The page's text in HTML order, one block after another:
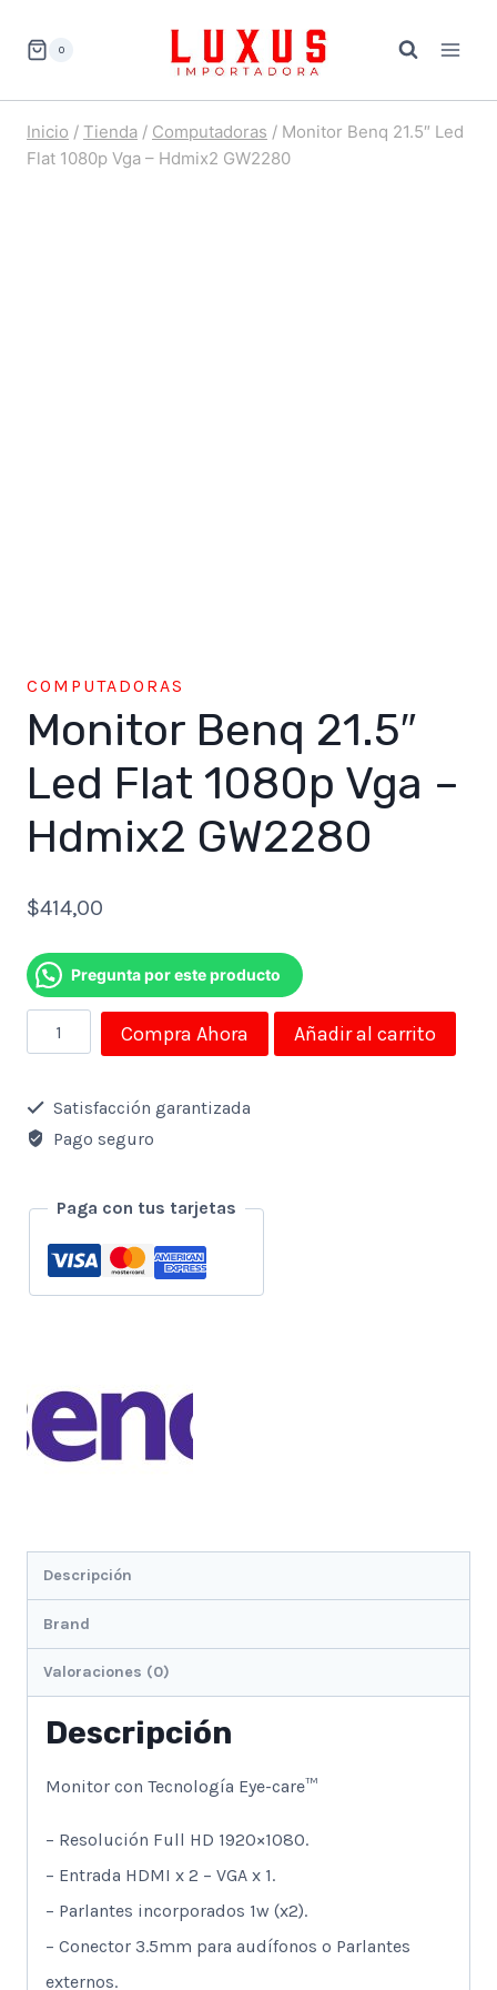
0
Inicio / Tienda / Computadoras / Monitor Benq 21.5″ Led
Flat 1080p Vga – Hdmix2 GW2280
COMPUTADORAS
Monitor Benq 21.5″
Led Flat 1080p Vga –
Hdmix2 GW2280
$414,00
Pregunta por este producto
Monitor
Benq
21.5"
Led
1080p
Vga
Compra Ahora Añadir al carrito
Satisfacción garantizada
Pago seguro
Paga con tus tarjetas
Descripción
Brand
Valoraciones (0)
Descripción
Monitor con Tecnología Eye-care™
– Resolución Full HD 1920×1080.
– Entrada HDMI x 2 – VGA x 1.
– Parlantes incorporados 1w (x2).
– Conector 3.5mm para audífonos o Parlantes
externos.